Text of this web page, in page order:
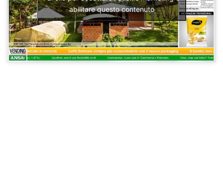
abilitare questo contenuto